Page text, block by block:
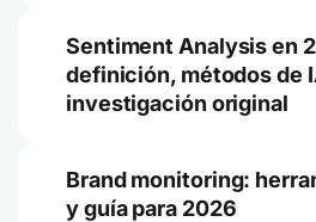
Sentiment Analysis en
definición, métodos de
investigación original
Brand monitoring:
y guía para 2026